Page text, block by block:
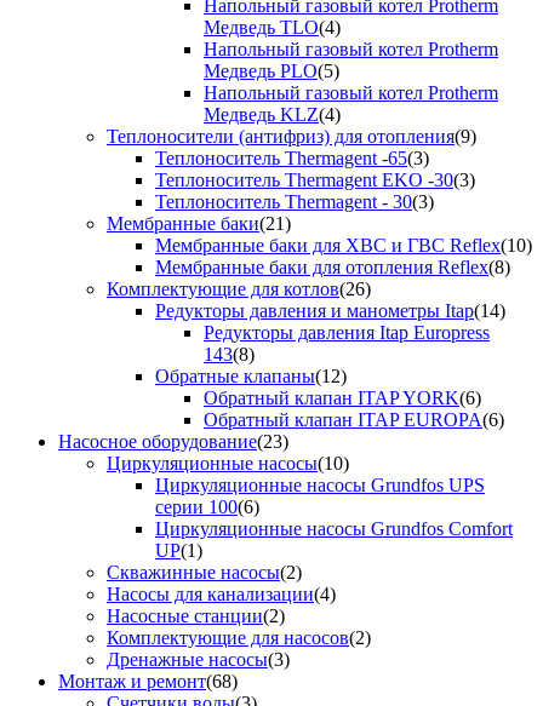
Напольный газовый котел Protherm
Медведь TLO(4)
Напольный газовый котел Protherm
Медведь PLO(5)
Напольный газовый котел Protherm
Медведь KLZ(4)
Теплоносители (антифриз) для отопления(9)
Теплоноситель Thermagent -65(3)
Теплоноситель Thermagent EKO -30(3)
Теплоноситель Thermagent - 30(3)
Мембранные баки(21)
Мембранные баки для ХВС и ГВС Reflex(10)
Мембранные баки для отопления Reflex(8)
Комплектующие для котлов(26)
Редукторы давления и манометры Itap(14)
Редукторы давления Itap Europress
143(8)
Обратные клапаны(12)
Обратный клапан ITAP YORK(6)
Обратный клапан ITAP EUROPA(6)
Насосное оборудование(23)
Циркуляционные насосы(10)
Циркуляционные насосы Grundfos UPS
серии 100(6)
Циркуляционные насосы Grundfos Comfort
UP(1)
Скважинные насосы(2)
Насосы для канализации(4)
Насосные станции(2)
Комплектующие для насосов(2)
Дренажные насосы(3)
Монтаж и ремонт(68)